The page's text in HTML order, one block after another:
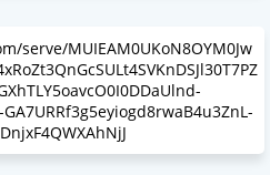
serve/MUIEAM0UKoN8OYM0Jw